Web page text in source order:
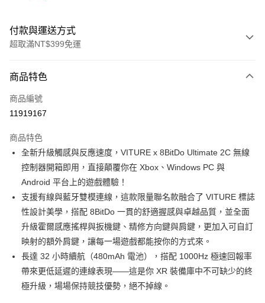
付款與運送方式
超取滿NT$399免運
信用卡一次付款
信用卡分期付款
合作金庫商業銀行
華南商業銀行
彰化商業銀行
上海商業儲蓄銀行
台北富邦商業銀行
國泰世華商業銀行
臺灣中小企業銀行
台中商業銀行
匯豐（台灣）商業銀行
華泰商業銀行
聯邦商業銀行
遠東國際商業銀行
元大商業銀行
永豐商業銀行
玉山商業銀行
星展（台灣）商業銀行
台新國際商業銀行
中國信託商業銀行
台灣樂天信用卡公司
6 期 0 利率 每期
華南商業銀行
上海商業儲蓄銀行
國泰世華商業銀行
兆豐國際商業銀行
臺灣中小企業銀行
台中商業銀行
匯豐（台灣）商業銀行
華泰商業銀行
聯邦商業銀行
遠東國際商業銀行
元大商業銀行
永豐商業銀行
玉山商業銀行
星展（台灣）商業銀行
台新國際商業銀行
中國信託商業銀行
台灣樂天信用卡公司
12 期 0 利率 每期NT$132 21家銀行
合作金庫商業銀行
上海商業儲蓄銀行
台北富邦商業銀行
國泰世華商業銀行
兆豐國際商業銀行
臺灣中小企業銀行
台中商業銀行
匯豐（台灣）商業銀行
華泰商業銀行
聯邦商業銀行
遠東國際商業銀行
元大商業銀行
永豐商業銀行
玉山商業銀行
星展（台灣）商業銀行
台新國際商業銀行
中國信託商業銀行
超商取貨付款
LINE Pay
Apple Pay
街口支付
悠遊付
Google Pay
商品特色
商品編號
11919167
商品特色
全新升級觸感與反應速度，VITURE x 8BitDo Ultimate 2C 無線
控制器開箱即用，直接顛覆你在 Xbox、Windows PC 與
Android 平台上的遊戲體驗！
支援有線與藍牙雙模連線，這款限量聯名款融合了 VITURE 標誌
性設計美學，搭配 8BitDo 一貫的舒適握感與卓越品質，並全面
升級霍爾感應搖桿與扳機鍵、精修方向鍵與肩鍵，更加入可自訂
映射的額外肩鍵，讓每一場遊戲都能按你的方式來。
長達 32 小時續航（480mAh 電池），搭配 1000Hz 極速回報率
帶來更低延遲的連線表現——這是你 XR 裝備庫中不可缺少的終
極升級，場場保持競技優勢，絕不掉線。